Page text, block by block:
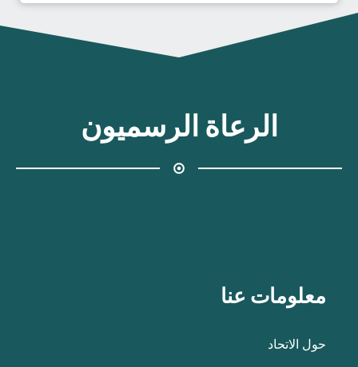
الرعاة الرسميون
معلومات عنا
حول الاتحاد